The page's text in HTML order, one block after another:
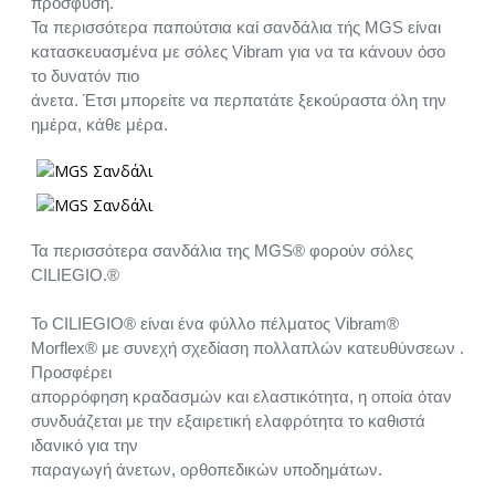
Τα περισσότερα παπούτσια καί σανδάλια τής MGS είναι
κατασκευασμένα με σόλες Vibram για να τα κάνουν όσο
το δυνατόν πιο
άνετα. Έτσι μπορείτε να περπατάτε ξεκούραστα όλη την
ημέρα, κάθε μέρα.
Τα περισσότερα σανδάλια της MGS® φορούν σόλες
CILIEGIO.®
Το CILIEGIO® είναι ένα φύλλο πέλματος Vibram®
Morflex® με συνεχή σχεδίαση πολλαπλών κατευθύνσεων .
Προσφέρει
απορρόφηση κραδασμών και ελαστικότητα, η οποία όταν
συνδυάζεται με την εξαιρετική ελαφρότητα το καθιστά
ιδανικό για την
παραγωγή άνετων, ορθοπεδικών υποδημάτων.